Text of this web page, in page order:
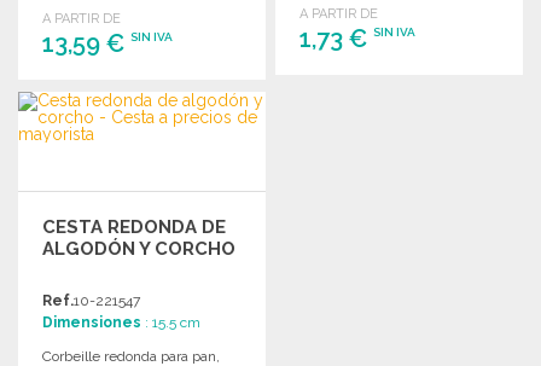
A PARTIR DE
13,59 € SIN IVA
PEDIR
Solicitar un presupuesto
A PARTIR DE
1,73 €SIN IVA
CESTA REDONDA DE
ALGODÓN Y CORCHO
Ref.10-221547
Dimensiones : 15.5 cm
Corbeille redonda para pan,